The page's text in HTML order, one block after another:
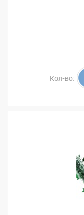
Кол-во: